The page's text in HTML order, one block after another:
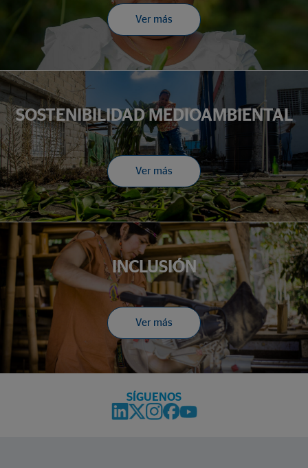
Ver más
SOSTENIBILIDAD MEDIOAMBIENTAL
Ver más
INCLUSIÓN
Ver más
SÍGUENOS